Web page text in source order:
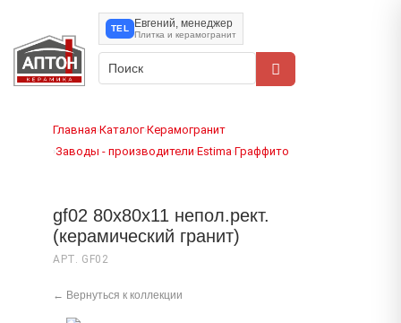
TEL Евгений, менеджер
Плитка и керамогранит
Главная›Каталог›Керамогранит
›Заводы - производители›Estima›Граффито
gf02 80x80x11 непол.рект.
(керамический гранит)
АРТ. GF02
← Вернуться к коллекции